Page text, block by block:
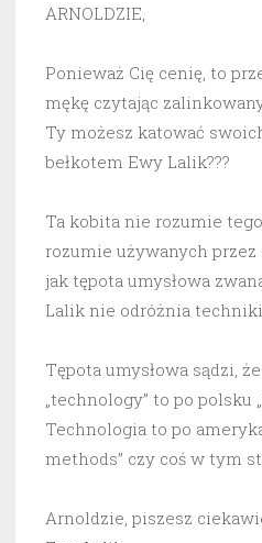
ARNOLDZIE,
Ponieważ Cię cenię, to
mękę czytając
Ty możesz katować
bełkotem Ewy Lalik???
Ta kobita nie rozumie
rozumie używanych przez
jak tępota umysłowa
Lalik nie odróżnia
Tępota umysłowa sądzi,
„technology” to po polsku
Technologia to po
methods” czy coś w tym
Arnoldzie, piszesz